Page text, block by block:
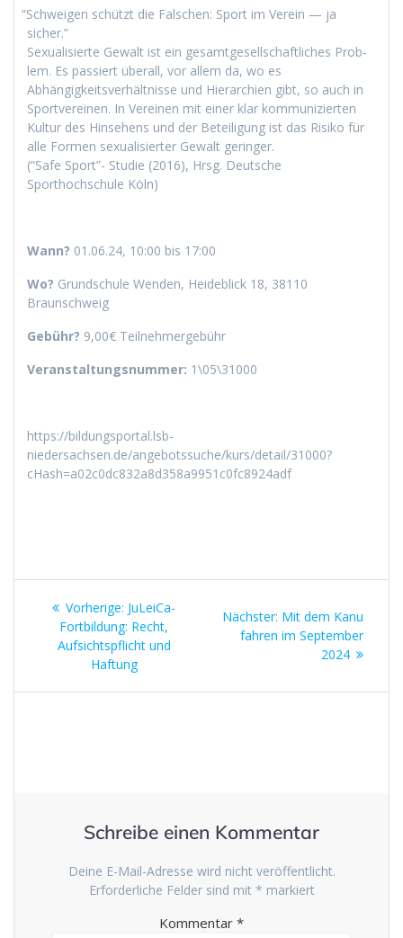
“Schweigen schützt die Falschen: Sport im Vere­in — ja
sicher.”
Sex­u­al­isierte Gewalt ist ein gesamt­ge­sellschaftlich­es Prob­
lem. Es passiert über­all, vor allem da, wo es
Abhängigkeitsver­hält­nisse und Hier­ar­chien gibt, so auch in
Sportvere­inen. In Vere­inen mit ein­er klar kom­mu­nizierten
Kul­tur des Hin­se­hens und der Beteili­gung ist das Risiko für
alle For­men sex­u­al­isiert­er Gewalt geringer.
(“Safe Sport”- Studie (2016), Hrsg. Deutsche
Sporthochschule Köln)
Wann? 01.06.24, 10:00 bis 17:00
Wo? Grund­schule Wen­den, Hei­de­blick 18, 38110
Braunschweig
Gebühr? 9,00€ Teil­nehmerge­bühr
Ver­anstal­tungsnum­mer: 1\05\31000
https://bildungsportal.lsb-
niedersachsen.de/angebotssuche/kurs/detail/31000?
cHash=a02c0dc832a8d358a9951c0fc8924adf
Beitragsnavigation
Vorherige: Vorheriger
Beitrag:
JuLeiCa-
Fortbildung: Recht,
Aufsichtspflicht und
Haftung
Nächster: Nächster
Beitrag:
Mit dem Kanu
fahren im September
2024
Schreibe einen Kommentar
Deine E-Mail-Adresse wird nicht veröffentlicht.
Erforderliche Felder sind mit * markiert
Kommentar *